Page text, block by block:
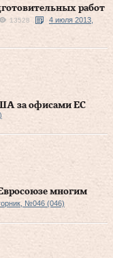
работ
13528
4 июля 2013,
за офисами ЕС
многим
№046 (046)